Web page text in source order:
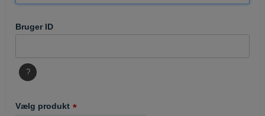
Bruger ID
?
Vælg produkt